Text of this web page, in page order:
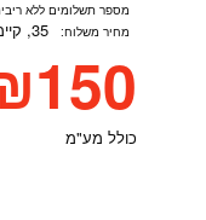
מספר תשלומים ללא
מחיר משלוח:
כולל מע"מ